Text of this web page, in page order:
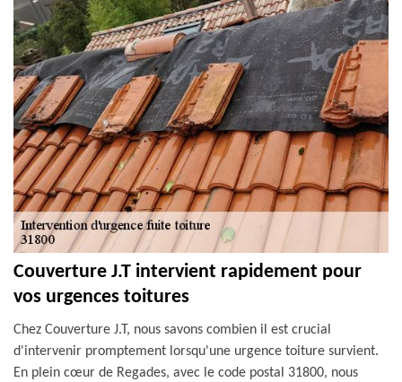
Couverture J.T intervient rapidement pour
vos urgences toitures
Chez Couverture J.T, nous savons combien il est crucial
d'intervenir promptement lorsqu'une urgence toiture survient.
En plein cœur de Regades, avec le code postal 31800, nous